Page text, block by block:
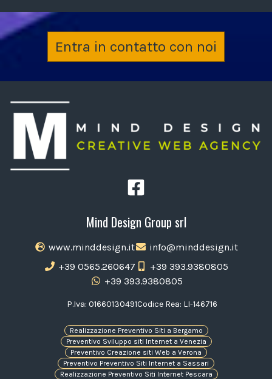
Entra in contatto con noi
Mind Design Group srl
www.minddesign.it
info@minddesign.it
+39 0565.260647
+39 393.9380805
+39 393.9380805
P.Iva: 01660130491Codice Rea: LI-146716
Realizzazione Preventivo Siti a Bergamo
Preventivo Sviluppo siti Internet a Venezia
Preventivo Creazione siti Web a Verona
Preventivo Preventivo Siti Internet a Sassari
Realizzazione Preventivo Siti Internet Pescara